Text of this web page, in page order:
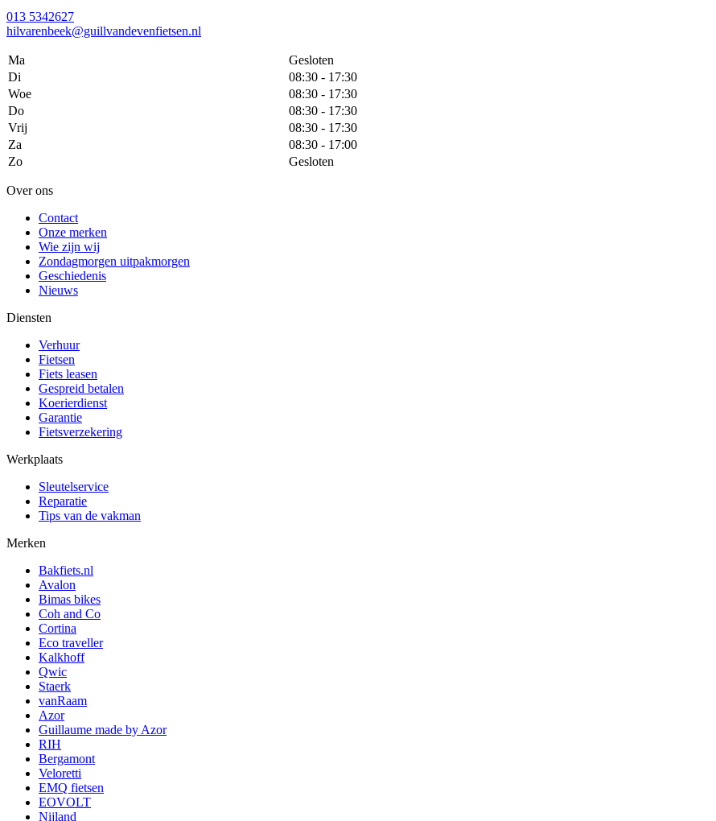
013 5342627
hilvarenbeek@guillvandevenfietsen.nl
Ma
Gesloten
Di
08:30 - 17:30
Woe
08:30 - 17:30
Do
08:30 - 17:30
Vrij
08:30 - 17:30
Za
08:30 - 17:00
Zo
Gesloten
Over ons
Contact
Onze merken
Wie zijn wij
Zondagmorgen uitpakmorgen
Geschiedenis
Nieuws
Diensten
Verhuur
Fietsen
Fiets leasen
Gespreid betalen
Koerierdienst
Garantie
Fietsverzekering
Werkplaats
Sleutelservice
Reparatie
Tips van de vakman
Merken
Bakfiets.nl
Avalon
Bimas bikes
Coh and Co
Cortina
Eco traveller
Kalkhoff
Qwic
Staerk
vanRaam
Azor
Guillaume made by Azor
RIH
Bergamont
Veloretti
EMQ fietsen
EOVOLT
Nijland